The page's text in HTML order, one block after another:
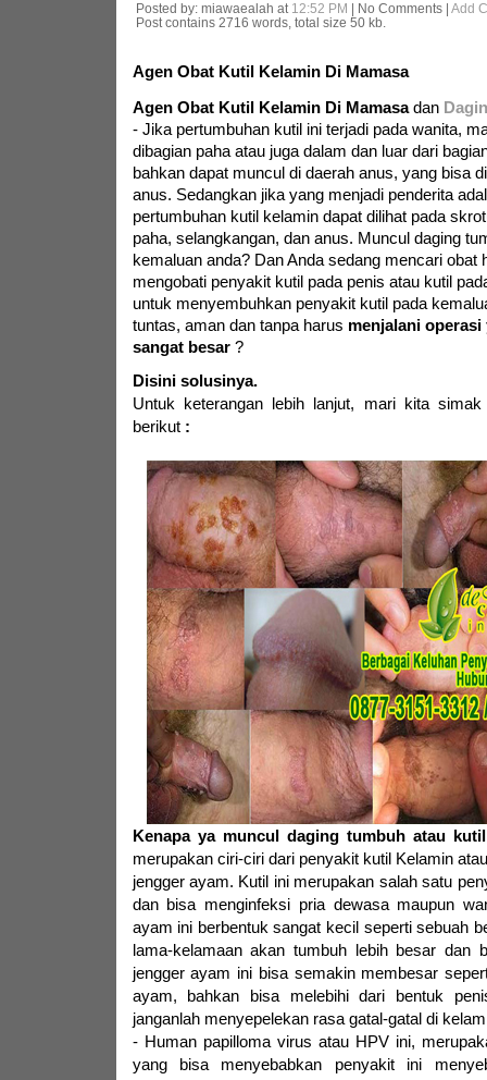
Posted by: miawaealah at 12:52 PM | No Comments | Add
Post contains 2716 words, total size 50 kb.
Agen Obat Kutil Kelamin Di Mamasa
Agen Obat Kutil Kelamin Di Mamasadan
- Jika pertumbuhan kutil ini terjadi pada wanita,
dibagian paha atau juga dalam dan luar dari
bahkan dapat muncul di daerah anus, yang bisa
anus. Sedangkan jika yang menjadi penderita
pertumbuhan kutil kelamin dapat dilihat pada
paha, selangkangan, dan anus. Muncul daging
kemaluan anda? Dan Anda sedang mencari obat
mengobati penyakit kutil pada penis atau kutil
untuk menyembuhkan penyakit kutil pada
tuntas, aman dan tanpa harus menjalani operasi
sangat besar ?
Disini solusinya.
Untuk keterangan lebih lanjut, mari kita simak
berikut:
Kenapa ya muncul daging tumbuh atau
merupakan ciri-ciri dari penyakit kutil Kelamin
jengger ayam. Kutil ini merupakan salah satu
dan bisa menginfeksi pria dewasa maupun
ayam ini berbentuk sangat kecil seperti sebuah
lama-kelamaan akan tumbuh lebih besar dan
jengger ayam ini bisa semakin membesar
ayam, bahkan bisa melebihi dari bentuk
janganlah menyepelekan rasa gatal-gatal di
- Human papilloma virus atau HPV ini,
yang bisa menyebabkan penyakit ini